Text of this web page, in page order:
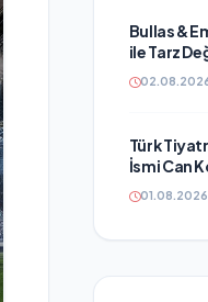
Bullas &
ile Tarz
Türk
İsmi Can
01.08.2026